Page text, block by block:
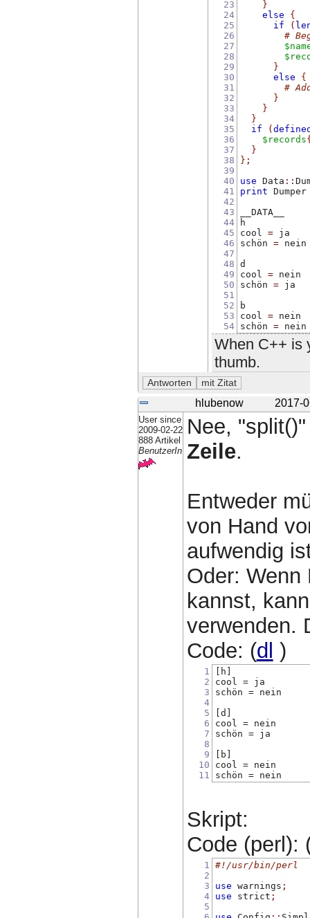
23
24
25
26
27
28
29
30
31
32
33
34
35
36
37
38
39
40
41
42
43
44
45
46
47
48
49
50
51
52
53
54
}
else
{
if
(
#
}
else
{
#
}
}
}
if
(
$records
}
} ;
use Data ::
print
__DATA__
h
cool = ja
schön = nein
d
cool = nein
schön = ja
b
cool = nein
schön = nein
When C++ is
thumb.
hlubenow 2017-
User since
2009-02-22
888 Artikel
BenutzerIn
Nee,
Zeile.
Entweder
von Hand
aufwendig
Oder: Wenn
kannst,
verwenden.
Code: (dl )
1
2
3
4
5
6
7
8
9
10
11
[h]
cool = ja
schön = nein
[d]
cool = nein
schön = ja
[b]
cool = nein
schön = nein
Skript:
Code (perl):
1
2
3
4
5
#!/usr/bin/perl
use warnings ;
use strict ;